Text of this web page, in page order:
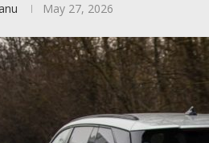
May 27, 2026